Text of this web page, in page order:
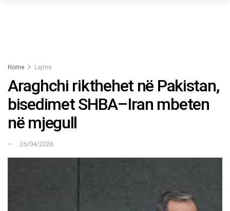
Home Lajme
Araghchi rikthehet në Pakistan,
bisedimet SHBA–Iran mbeten
në mjegull
26/04/2026